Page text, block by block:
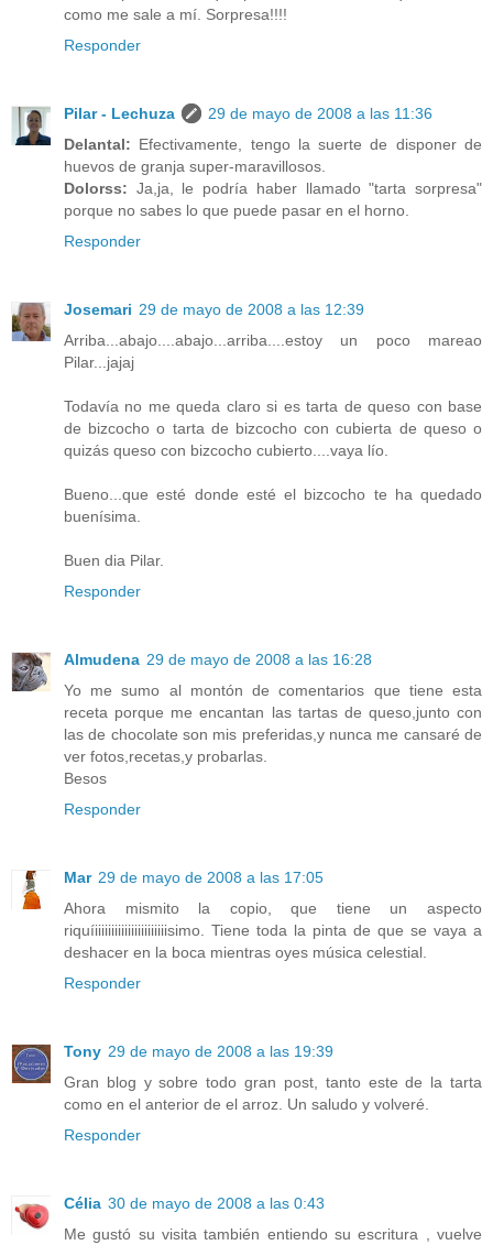
como me sale a mí. Sorpresa!!!!
Responder
Pilar - Lechuza
29 de mayo de 2008 a las 11:36
Delantal: Efectivamente, tengo la suerte de disponer de
huevos de granja super-maravillosos.
Dolorss: Ja,ja, le podría haber llamado "tarta sorpresa"
porque no sabes lo que puede pasar en el horno.
Responder
Josemari 29 de mayo de 2008 a las 12:39
Arriba...abajo....abajo...arriba....estoy un poco mareao
Pilar...jajaj
Todavía no me queda claro si es tarta de queso con base
de bizcocho o tarta de bizcocho con cubierta de queso o
quizás queso con bizcocho cubierto....vaya lío.
Bueno...que esté donde esté el bizcocho te ha quedado
buenísima.
Buen dia Pilar.
Responder
Almudena 29 de mayo de 2008 a las 16:28
Yo me sumo al montón de comentarios que tiene esta
receta porque me encantan las tartas de queso,junto con
las de chocolate son mis preferidas,y nunca me cansaré de
ver fotos,recetas,y probarlas.
Besos
Responder
Mar 29 de mayo de 2008 a las 17:05
Ahora mismito la copio, que tiene un aspecto
riquíiiiiiiiiiiiiiiiiiiiiiisimo. Tiene toda la pinta de que se vaya a
deshacer en la boca mientras oyes música celestial.
Responder
Tony 29 de mayo de 2008 a las 19:39
Gran blog y sobre todo gran post, tanto este de la tarta
como en el anterior de el arroz. Un saludo y volveré.
Responder
Célia 30 de mayo de 2008 a las 0:43
Me gustó su visita también entiendo su escritura , vuelve